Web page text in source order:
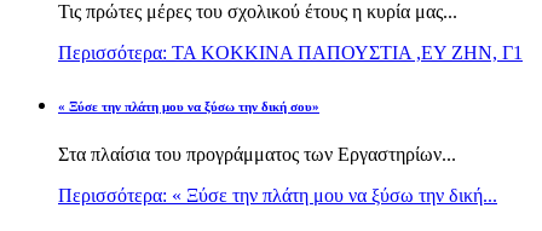
Τις πρώτες μέρες του σχολικού έτους η κυρία μας...
Περισσότερα: TA KOKKINA ΠΑΠΟΥΣΤΙΑ ,ΕΥ ΖΗΝ, Γ1
« Ξύσε την πλάτη μου να ξύσω την δική σου»
Στα πλαίσια του προγράμματος των Εργαστηρίων...
Περισσότερα: « Ξύσε την πλάτη μου να ξύσω την δική...